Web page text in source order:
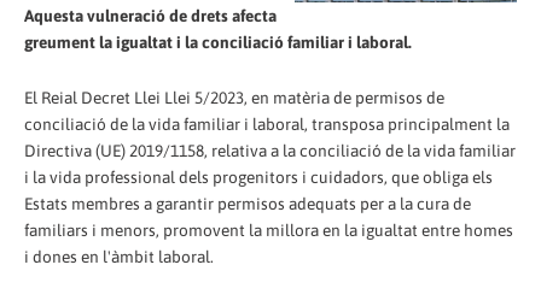
Aquesta vulneració de drets afecta
greument la igualtat i la conciliació familiar i laboral.
El Reial Decret Llei Llei 5/2023, en matèria de permisos de
conciliació de la vida familiar i laboral, transposa principalment la
Directiva (UE) 2019/1158, relativa a la conciliació de la vida familiar
i la vida professional dels progenitors i cuidadors, que obliga els
Estats membres a garantir permisos adequats per a la cura de
familiars i menors, promovent la millora en la igualtat entre homes
i dones en l'àmbit laboral.